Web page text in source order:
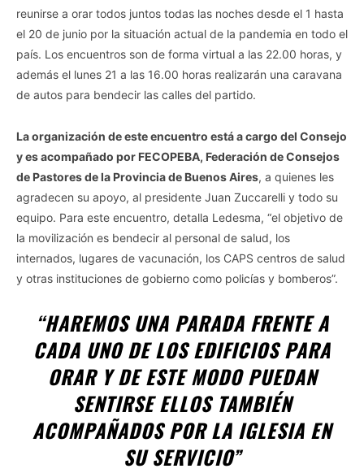
reunirse a orar todos juntos todas las noches desde el 1 hasta
el 20 de junio por la situación actual de la pandemia en todo el
país. Los encuentros son de forma virtual a las 22.00 horas, y
además el lunes 21 a las 16.00 horas realizarán una caravana
de autos para bendecir las calles del partido.
La organización de este encuentro está a cargo del Consejo
y es acompañado por FECOPEBA, Federación de Consejos
de Pastores de la Provincia de Buenos Aires, a quienes les
agradecen su apoyo, al presidente Juan Zuccarelli y todo su
equipo. Para este encuentro, detalla Ledesma, “el objetivo de
la movilización es bendecir al personal de salud, los
internados, lugares de vacunación, los CAPS centros de salud
y otras instituciones de gobierno como policías y bomberos”.
“HAREMOS UNA PARADA FRENTE A
CADA UNO DE LOS EDIFICIOS PARA
ORAR Y DE ESTE MODO PUEDAN
SENTIRSE ELLOS TAMBIÉN
ACOMPAÑADOS POR LA IGLESIA EN
SU SERVICIO”